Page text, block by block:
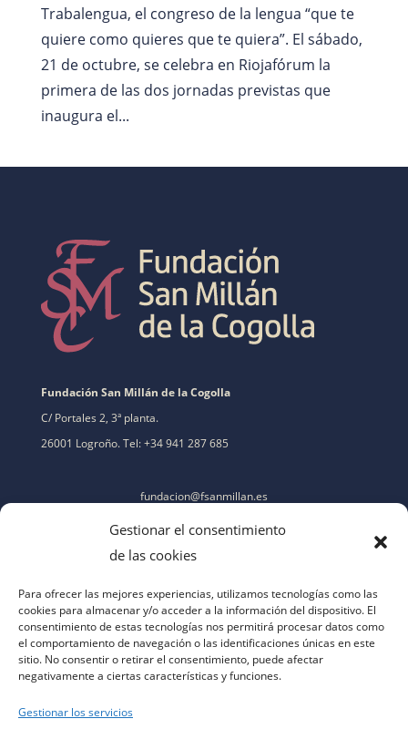
Gestionar el consentimiento
de las cookies
Para ofrecer las mejores experiencias, utilizamos tecnologías como las
cookies para almacenar y/o acceder a la información del dispositivo. El
consentimiento de estas tecnologías nos permitirá procesar datos como
el comportamiento de navegación o las identificaciones únicas en este
sitio. No consentir o retirar el consentimiento, puede afectar
negativamente a ciertas características y funciones.
Gestionar los servicios
Trabalengua, el congreso de la lengua “que te
quiere como quieres que te quiera”. El sábado,
21 de octubre, se celebra en Riojafórum la
primera de las dos jornadas previstas que
inaugura el...
Fundación San Millán de la Cogolla
C/ Portales 2, 3ª planta.
26001 Logroño. Tel: +34 941 287 685
fundacion@fsanmillan.es